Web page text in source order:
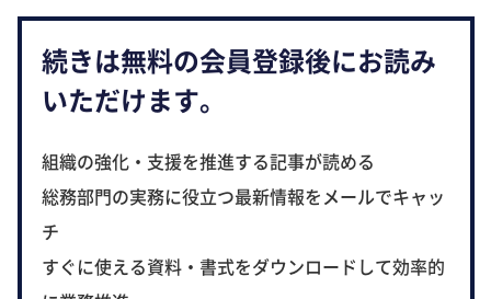
続きは無料の会員登録後にお読み
いただけます。
組織の強化・支援を推進する記事が読める
総務部門の実務に役立つ最新情報をメールでキャッ
チ
すぐに使える資料・書式をダウンロードして効率的